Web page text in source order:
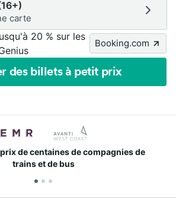
carte
20 % sur les
Booking.com
des billets à petit prix
vos réductions